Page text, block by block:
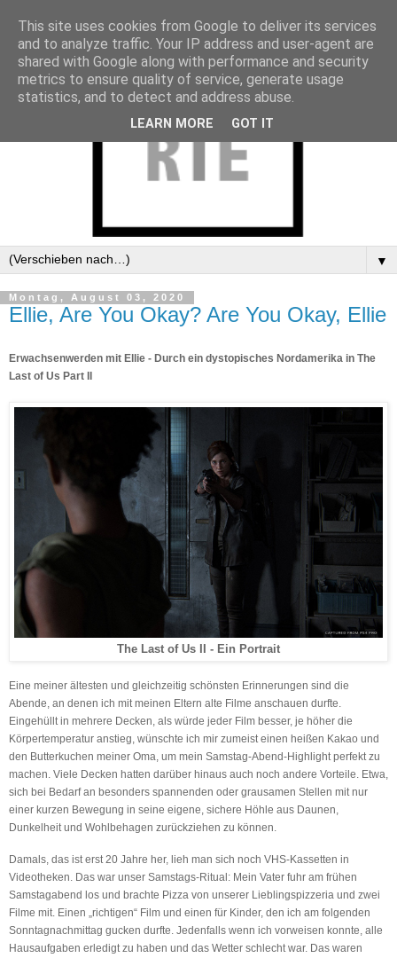
▼
Montag, August 03, 2020
Ellie, Are You Okay? Are You Okay, Ellie
Erwachsenwerden mit Ellie - Durch ein dystopisches Nordamerika in The
Last of Us Part II
The Last of Us II - Ein Portrait
Eine meiner ältesten und gleichzeitig schönsten Erinnerungen sind die
Abende, an denen ich mit meinen Eltern alte Filme anschauen durfte.
Eingehüllt in mehrere Decken, als würde jeder Film besser, je höher die
Körpertemperatur anstieg, wünschte ich mir zumeist einen heißen Kakao und
den Butterkuchen meiner Oma, um mein Samstag-Abend-Highlight perfekt zu
machen. Viele Decken hatten darüber hinaus auch noch andere Vorteile. Etwa,
sich bei Bedarf an besonders spannenden oder grausamen Stellen mit nur
einer kurzen Bewegung in seine eigene, sichere Höhle aus Daunen,
Dunkelheit und Wohlbehagen zurückziehen zu können.
Damals, das ist erst 20 Jahre her, lieh man sich noch VHS-Kassetten in
Videotheken. Das war unser Samstags-Ritual: Mein Vater fuhr am frühen
Samstagabend los und brachte Pizza von unserer Lieblingspizzeria und zwei
Filme mit. Einen „richtigen“ Film und einen für Kinder, den ich am folgenden
Sonntagnachmittag gucken durfte. Jedenfalls wenn ich vorweisen konnte, alle
Hausaufgaben erledigt zu haben und das Wetter schlecht war. Das waren
This site uses cookies from Google to deliver its services
and to analyze traffic. Your IP address and user-agent are
shared with Google along with performance and security
metrics to ensure quality of service, generate usage
statistics, and to detect and address abuse.
LEARN MORE GOT IT